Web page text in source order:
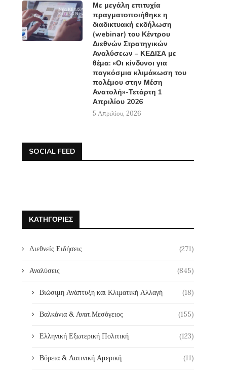
Με μεγάλη επιτυχία
πραγματοποιήθηκε η
διαδικτυακή εκδήλωση
(webinar) του Κέντρου
Διεθνών Στρατηγικών
Αναλύσεων – ΚΕΔΙΣΑ με
θέμα: «Οι κίνδυνοι για
παγκόσμια κλιμάκωση του
πολέμου στην Μέση
Ανατολή»-Τετάρτη 1
Απριλίου 2026
5 Απριλίου, 2026
SOCIAL FEED
ΚΑΤΗΓΟΡΊΕΣ
Διεθνείς Ειδήσεις (271)
Αναλύσεις (845)
Βιώσιμη Ανάπτυξη και Κλιματική Αλλαγή (18)
Βαλκάνια & Ανατ.Μεσόγειος (155)
Ελληνική Εξωτερική Πολιτική (123)
Βόρεια & Λατινική Αμερική (11)